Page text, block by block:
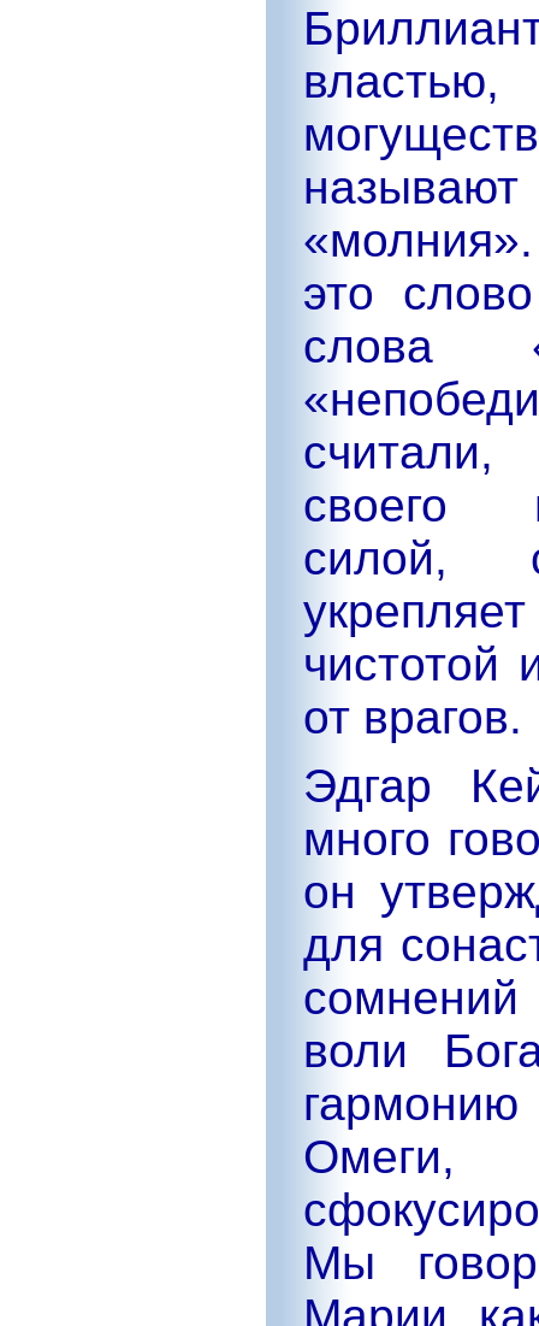
это
слова
считали,
своего
силой,
чистотой
от врагов.
Эдгар
много
он
для
воли
Омеги,
Мы